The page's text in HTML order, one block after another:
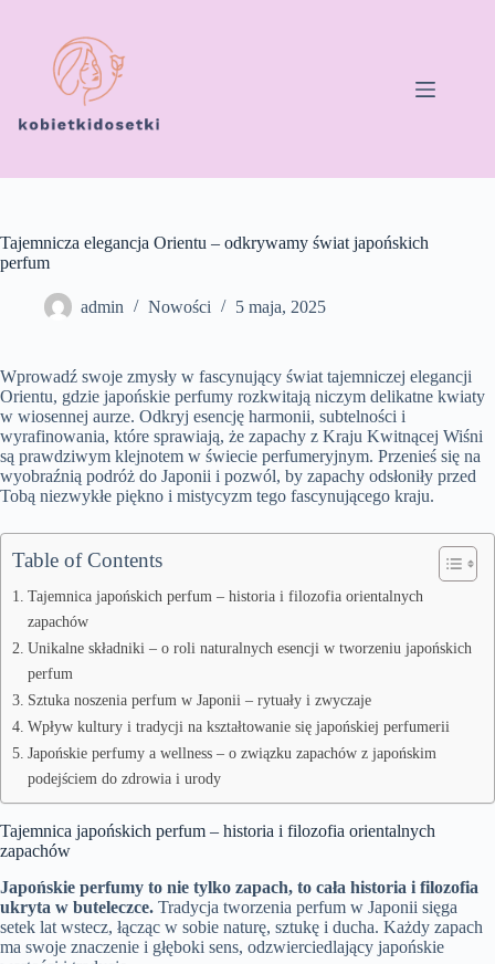
Tajemnicza elegancja Orientu – odkrywamy świat japońskich
perfum
admin Nowości 5 maja, 2025
Wprowadź swoje zmysły w fascynujący świat tajemniczej elegancji
Orientu, gdzie japońskie perfumy rozkwitają niczym delikatne kwiaty
w wiosennej aurze. Odkryj esencję harmonii, subtelności i
wyrafinowania, które sprawiają, że zapachy z Kraju Kwitnącej Wiśni
są prawdziwym klejnotem w świecie perfumeryjnym. Przenieś się na
wyobraźnią podróż do Japonii i pozwól, by zapachy odsłoniły przed
Tobą niezwykłe piękno i mistycyzm tego fascynującego kraju.
Table of Contents
Tajemnica japońskich perfum – historia i filozofia orientalnych
zapachów
Unikalne składniki – o roli naturalnych esencji w tworzeniu japońskich
perfum
Sztuka noszenia perfum w Japonii – rytuały i zwyczaje
Wpływ kultury i tradycji na kształtowanie się japońskiej perfumerii
Japońskie perfumy a wellness – o związku zapachów z japońskim
podejściem do zdrowia i urody
Tajemnica japońskich perfum – historia i filozofia orientalnych
zapachów
Japońskie perfumy to nie tylko zapach, to cała historia i filozofia
ukryta w buteleczce. Tradycja tworzenia perfum w Japonii sięga
setek lat wstecz, łącząc w sobie naturę, sztukę i ducha. Każdy zapach
ma swoje znaczenie i głęboki sens, odzwierciedlający japońskie